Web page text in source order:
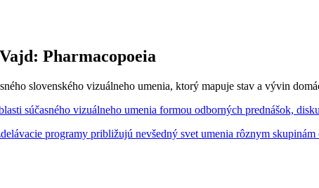
Pharmacopoeia
slovenského vizuálneho umenia, ktorý mapuje stav a vývin
súčasného vizuálneho umenia formou odborných prednášok,
programy približujú nevšedný svet umenia rôznym